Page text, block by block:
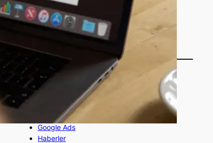
Web sitesinde ara
Kategoriler
E-Ticaret
Google Ads
Haberler